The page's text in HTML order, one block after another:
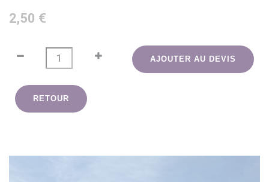
2,50 €
AJOUTER AU DEVIS
RETOUR